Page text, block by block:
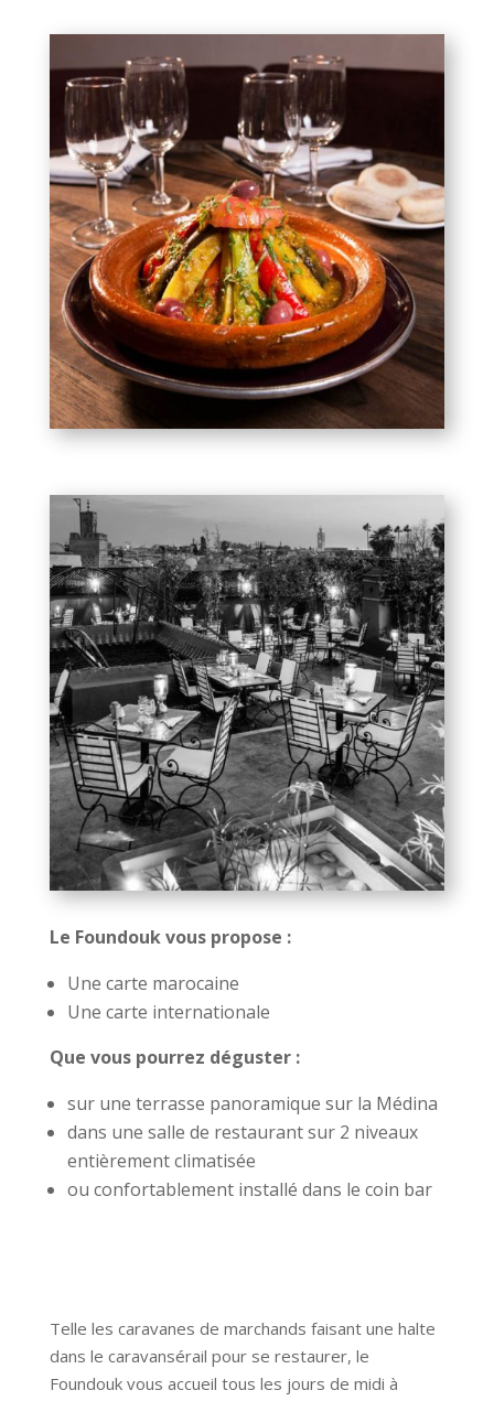
Le Foundouk vous propose :
Une carte marocaine
Une carte internationale
Que vous pourrez déguster :
sur une terrasse panoramique sur la Médina
dans une salle de restaurant sur 2 niveaux
entièrement climatisée
ou confortablement installé dans le coin bar
Telle les caravanes de marchands faisant une halte
dans le caravansérail pour se restaurer, le
Foundouk vous accueil tous les jours de midi à